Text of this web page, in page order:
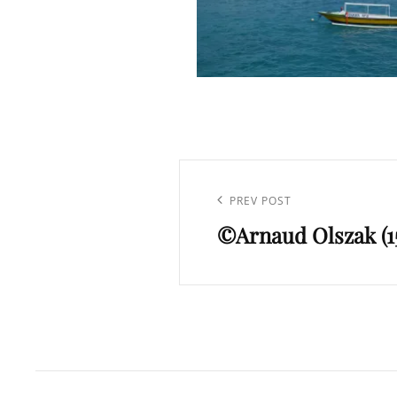
l’article
Previous
Post
PREV POST
©Arnaud Olszak